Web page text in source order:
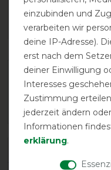
Wie hat dir die
gefallen?
einzubinden und
verarbeiten wir
deine IP-Adresse).
erst nach dem
deiner Einwilligung
Interesses
Zustimmung
jederzeit ändern
Informationen
erklärung.